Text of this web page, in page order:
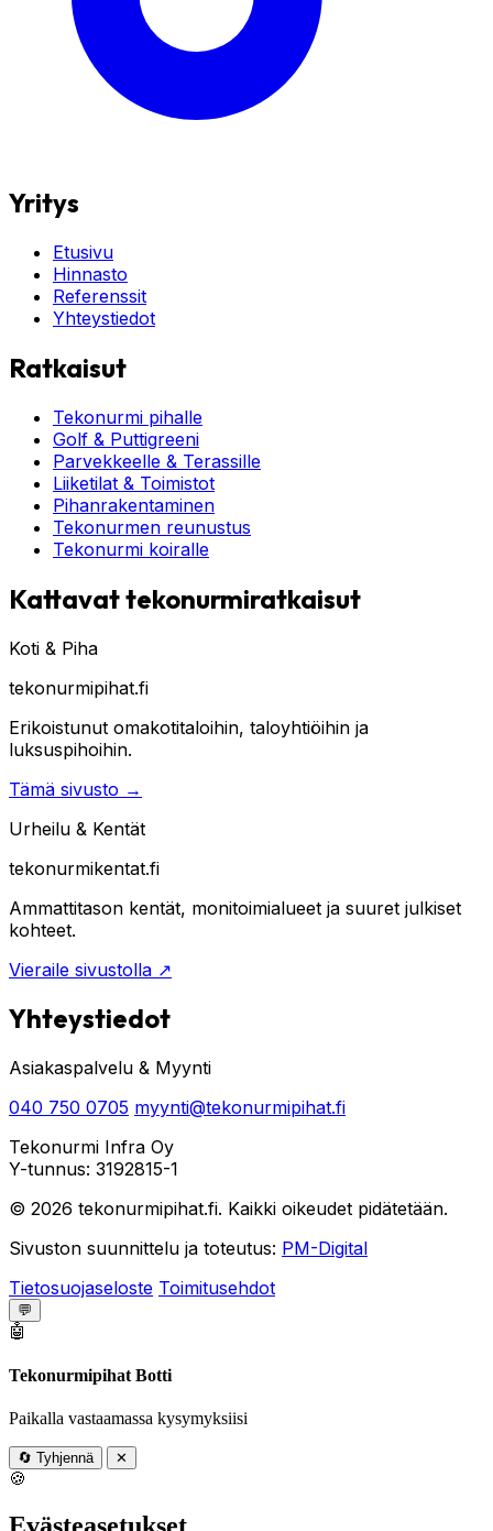
Yritys
Etusivu
Hinnasto
Referenssit
Yhteystiedot
Ratkaisut
Tekonurmi pihalle
Golf & Puttigreeni
Parvekkeelle & Terassille
Liiketilat & Toimistot
Pihanrakentaminen
Tekonurmen reunustus
Tekonurmi koiralle
Kattavat tekonurmiratkaisut
Koti & Piha
tekonurmipihat.fi
Erikoistunut omakotitaloihin, taloyhtiöihin ja
luksuspihoihin.
Tämä sivusto →
Urheilu & Kentät
tekonurmikentat.fi
Ammattitason kentät, monitoimialueet ja suuret julkiset
kohteet.
Vieraile sivustolla ↗
Yhteystiedot
Asiakaspalvelu & Myynti
040 750 0705 myynti@tekonurmipihat.fi
Tekonurmi Infra Oy
Y-tunnus: 3192815-1
© 2026 tekonurmipihat.fi. Kaikki oikeudet pidätetään.
Sivuston suunnittelu ja toteutus: PM-Digital
Tietosuojaseloste Toimitusehdot
💬
🤖
Tekonurmipihat Botti
Paikalla vastaamassa kysymyksiisi
🔄 Tyhjennä ✕
🍪
Evästeasetukset